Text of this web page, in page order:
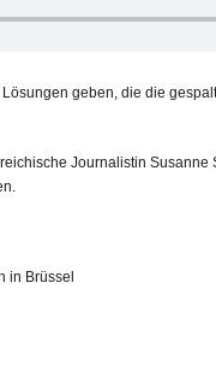
geben, die die
Journalistin
in Brüssel